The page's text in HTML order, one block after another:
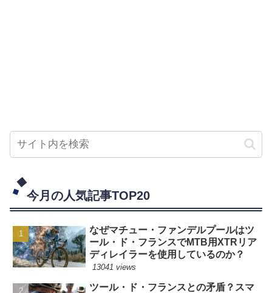
今月の人気記事TOP20
なぜマチュー・ファンデルプールはツ
ール・ド・フランスでMTB用XTRリア
ディレイラーを使用しているのか？
13041 views
ツール・ド・フランスとの矛盾？スマ